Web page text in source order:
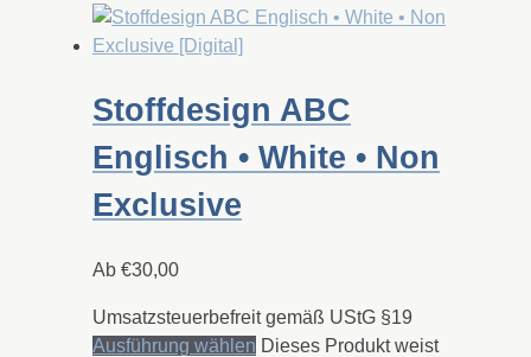
Stoffdesign ABC
Englisch • White • Non
Exclusive
Ab €30,00
Umsatzsteuerbefreit gemäß UStG §19
Ausführung wählen Dieses Produkt weist